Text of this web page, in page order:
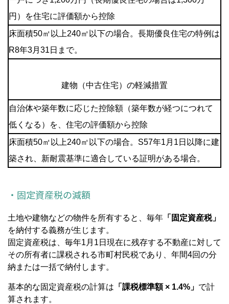
円）を住宅に評価額から控除
床面積50㎡以上240㎡以下の場合。長期優良住宅の特例は
R8年3月31日まで。
建物（中古住宅）の軽減措置
自治体や築年数に応じた控除額（築年数が経つにつれて
低くなる）を、住宅の評価額から控除
床面積50㎡以上240㎡以下の場合。S57年1月1日以降に建
築され、新耐震基準に適合している証明がある場合。
・固定資産税の減額
土地や建物などの物件を所有すると、毎年 「固定資産税」
を納付する義務が生じます。
固定資産税は、毎年1月1日現在に残存する不動産に対して
その所有者に課税される市町村民税であり、年間4回の分
納または一括で納付します。
基本的な固定資産税の計算は 「課税標準額 × 1.4%」 で計
算されます。